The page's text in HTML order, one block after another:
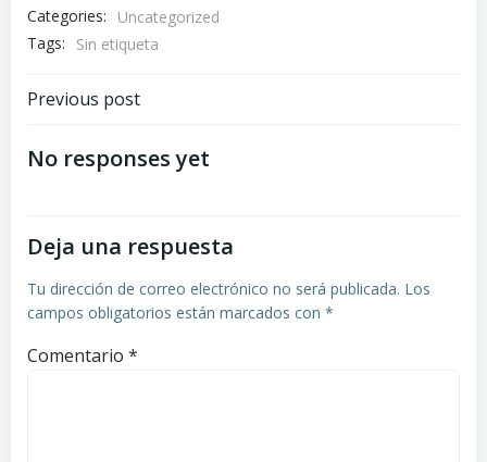
Categories:
Uncategorized
Tags:
Sin etiqueta
Navegación
por
entradas
Previous post
No responses yet
Deja una respuesta
Tu dirección de correo electrónico no será publicada. Los
campos obligatorios están marcados con *
Comentario *